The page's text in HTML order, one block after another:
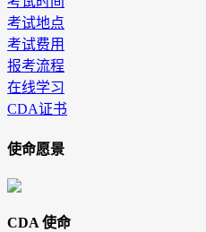
考试地点
考试费用
报考流程
在线学习
CDA证书
使命愿景
CDA 使命